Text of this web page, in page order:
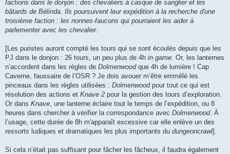
factions dans le donjon : des chevaliers à casque de sanglier et les
bâtards de Bélinda. Ils poursuivent leur expédition à la recherche d'une
troisième faction : les nonnes-faucons qui pourraient les aider à
parlementer avec les chevalier.
[Les puristes auront compté les tours qui se sont écoulés depuis que les
PJ dans le donjon : 26 tours, un peu plus de 4h in game . Or, les lanternes
n’accordent dans les règles de Dolmenwoodque 4h de lumière ! Cap
Caverne, faussaire de l’OSR ? Je dois avouer m’être emmêlé les
pinceaux dans les règles utilisées : Dolmenwoodpour tout ce qui est
résolution des actions et Knave 2 pour la gestion des tours d’exploration.
Or dans Knave , une lanterne éclaire tout le temps de l’expédition, ou 8
heures dans chercher à vérifier la correspondance avec Dolmenwood. À
l’usage, cette durée de 8h m'apparaît excessive car elle enlève un des
ressorts ludiques et dramatiques les plus importants du dungeoncrawl].
Si cela n’était pas suffisant pour fâcher les fâcheux, il faudra également